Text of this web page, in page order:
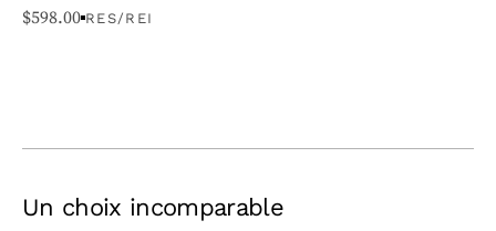
$598.00 RES/REI
Un choix incomparable